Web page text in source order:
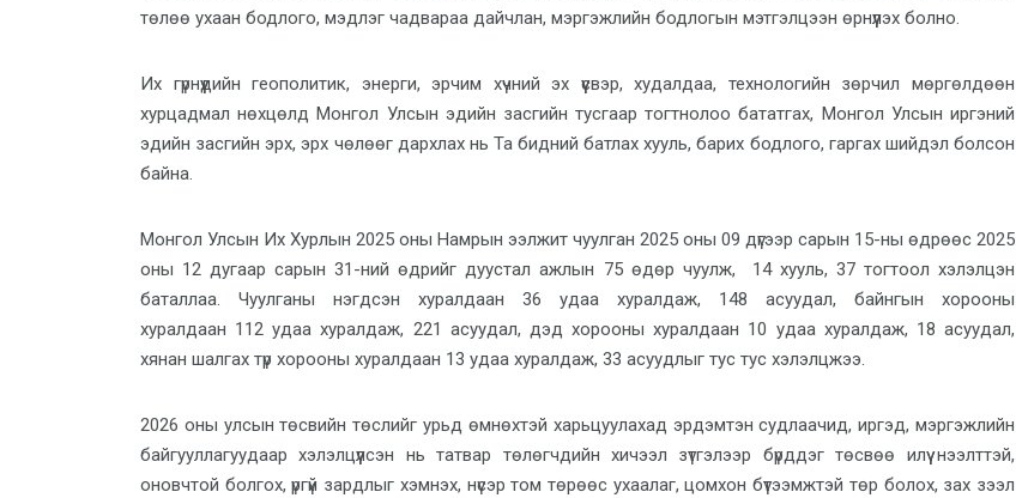
төлөө ухаан бодлого, мэдлэг чадвараа дайчлан, мэргэжлийн бодлогын мэтгэлцээн өрнүүлэх болно.
Их гүрнүүдийн геополитик, энерги, эрчим хүчний эх үүсвэр, худалдаа, технологийн зөрчил мөргөлдөөн
хурцадмал нөхцөлд Монгол Улсын эдийн засгийн тусгаар тогтнолоо бататгах, Монгол Улсын иргэний
эдийн засгийн эрх, эрх чөлөөг дархлах нь Та бидний батлах хууль, барих бодлого, гаргах шийдэл болсон
байна.
Монгол Улсын Их Хурлын 2025 оны Намрын ээлжит чуулган 2025 оны 09 дүгээр сарын 15-ны өдрөөс 2025
оны 12 дугаар сарын 31-ний өдрийг дуустал ажлын 75 өдөр чуулж, 14 хууль, 37 тогтоол хэлэлцэн
баталлаа. Чуулганы нэгдсэн хуралдаан
36 удаа хуралдаж, 148 асуудал, байнгын хорооны
хуралдаан 112удаа хуралдаж, 221 асуудал, дэд хорооны хуралдаан 10 удаа хуралдаж, 18 асуудал,
хянан шалгах түр хорооны хуралдаан 13 удаа хуралдаж, 33 асуудлыг тус тус хэлэлцжээ.
2026 оны улсын төсвийн төслийг урьд өмнөхтэй харьцуулахад эрдэмтэн судлаачид, иргэд, мэргэжлийн
байгууллагуудаар хэлэлцүүлсэн нь татвар төлөгчдийн хичээл зүтгэлээр бүрддэг төсвөө илүү нээлттэй,
оновчтой болгох, үргүй зардлыг хэмнэх, нүсэр том төрөөс ухаалаг, цомхон бүтээмжтэй төр болох, зах зээл